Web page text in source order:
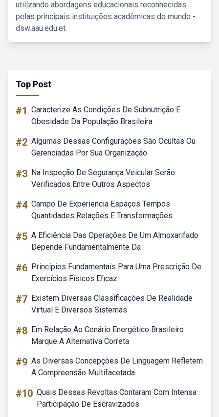
utilizando abordagens educacionais reconhecidas
pelas principais instituições acadêmicas do mundo -
dsw.aau.edu.et.
Top Post
#1 Caracterize As Condições De Subnutrição E
Obesidade Da População Brasileira
#2 Algumas Dessas Configurações São Ocultas Ou
Gerenciadas Por Sua Organização
#3 Na Inspeção De Segurança Veicular Serão
Verificados Entre Outros Aspectos
#4 Campo De Experiencia Espaços Tempos
Quantidades Relações E Transformações
#5 A Eficiência Das Operações De Um Almoxarifado
Depende Fundamentalmente Da
#6 Princípios Fundamentais Para Uma Prescrição De
Exercícios Físicos Eficaz
#7 Existem Diversas Classificações De Realidade
Virtual E Diversos Sistemas
#8 Em Relação Ao Cenário Energético Brasileiro
Marque A Alternativa Correta
#9 As Diversas Concepções De Linguagem Refletem
A Compreensão Multifacetada
#10 Quais Dessas Revoltas Contaram Com Intensa
Participação De Escravizados